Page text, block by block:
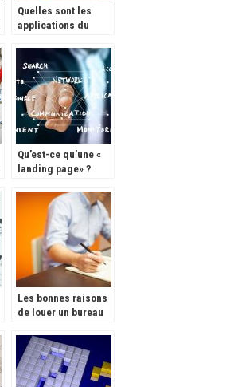
Quelles sont les
applications du
télécharger pour se
faire de l’argent ?
Qu’est-ce qu’une «
landing page» ?
Les bonnes raisons
de louer un bureau
business